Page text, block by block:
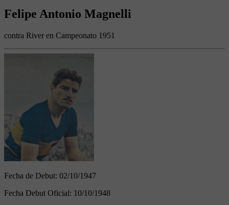
Felipe Antonio Magnelli
contra River en Campeonato 1951
Fecha de Debut: 02/10/1947
Fecha Debut Oficial: 10/10/1948